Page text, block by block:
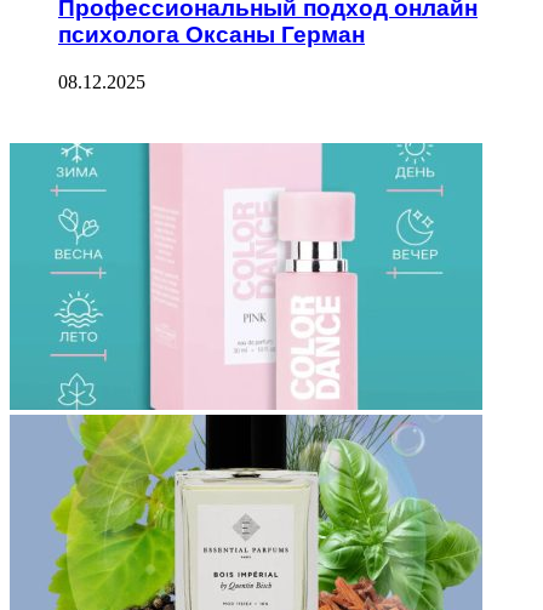
Профессиональный подход онлайн
психолога Оксаны Герман
08.12.2025